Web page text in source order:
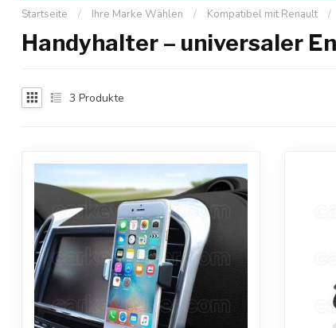
Startseite / Ihre Marke Wählen / Kompatibel mit Renault /
Handyhalter – universaler
3 Produkte